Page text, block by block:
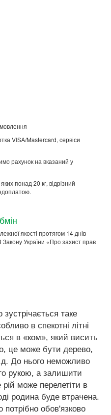
VISA/Mastercard, сервіси
рахунок на вказаний у
понад 20 кг, відрізний
якості протягом 14 днів
Закону України «Про захист прав
таке
в спекотні літні
в «ком», який висить
це може бути дерево,
До нього неможливо
рукою, а залишити
може перелетіти в
родина буде втрачена.
обов'язково